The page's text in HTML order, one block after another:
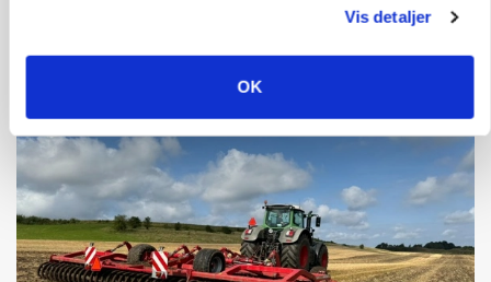
Vis detaljer
OK
Største Manitou fik gammel vindmølle til at